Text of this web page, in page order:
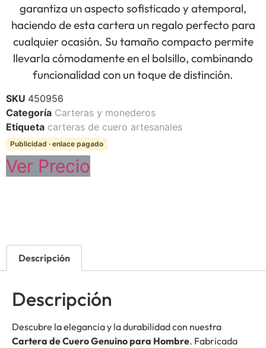
garantiza un aspecto sofisticado y atemporal,
haciendo de esta cartera un regalo perfecto para
cualquier ocasión. Su tamaño compacto permite
llevarla cómodamente en el bolsillo, combinando
funcionalidad con un toque de distinción.
SKU 450956
Categoría Carteras y monederos
Etiqueta carteras de cuero artesanales
Publicidad · enlace pagado
Ver Precio
Descripción
Descripción
Descubre la elegancia y la durabilidad con nuestra
Cartera de Cuero Genuino para Hombre. Fabricada